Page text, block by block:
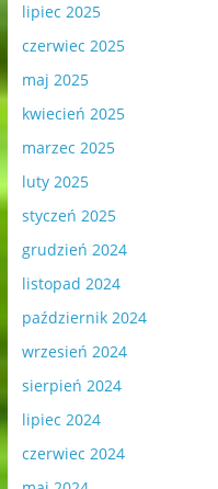
lipiec 2025
czerwiec 2025
maj 2025
kwiecień 2025
marzec 2025
luty 2025
styczeń 2025
grudzień 2024
listopad 2024
październik 2024
wrzesień 2024
sierpień 2024
lipiec 2024
czerwiec 2024